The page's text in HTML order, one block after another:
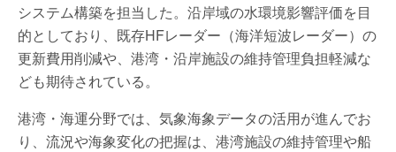
システム構築を担当した。沿岸域の水環境影響評価を目
的としており、既存HFレーダー（海洋短波レーダー）の
更新費用削減や、港湾・沿岸施設の維持管理負担軽減な
ども期待されている。
港湾・海運分野では、気象海象データの活用が進んでお
り、流況や海象変化の把握は、港湾施設の維持管理や船